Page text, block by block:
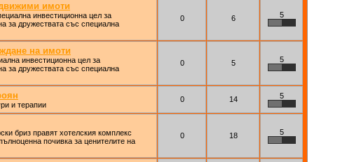
имоти
инвестиционна цел за
за дружествата със специална
0 6 5
на имоти
инвестиционна цел за
за дружествата със специална
0 5 5
и терапии
0 14 5
бриз правят хотелския комплекс
почивка за ценителите на
0 18 5